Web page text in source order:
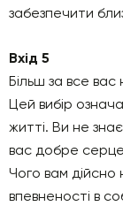
забезпечити
Вхід 5
Більш за все вас
Цей вибір
житті. Ви не
вас добре
Чого вам
впевненості в